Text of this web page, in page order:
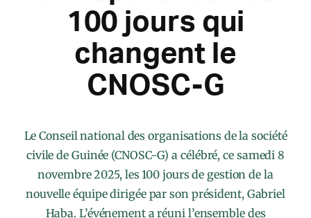
100 jours qui
changent le
CNOSC-G
Le Conseil national des organisations de la société
civile de Guinée (CNOSC-G) a célébré, ce samedi 8
novembre 2025, les 100 jours de gestion de la
nouvelle équipe dirigée par son président, Gabriel
Haba. L’événement a réuni l’ensemble des